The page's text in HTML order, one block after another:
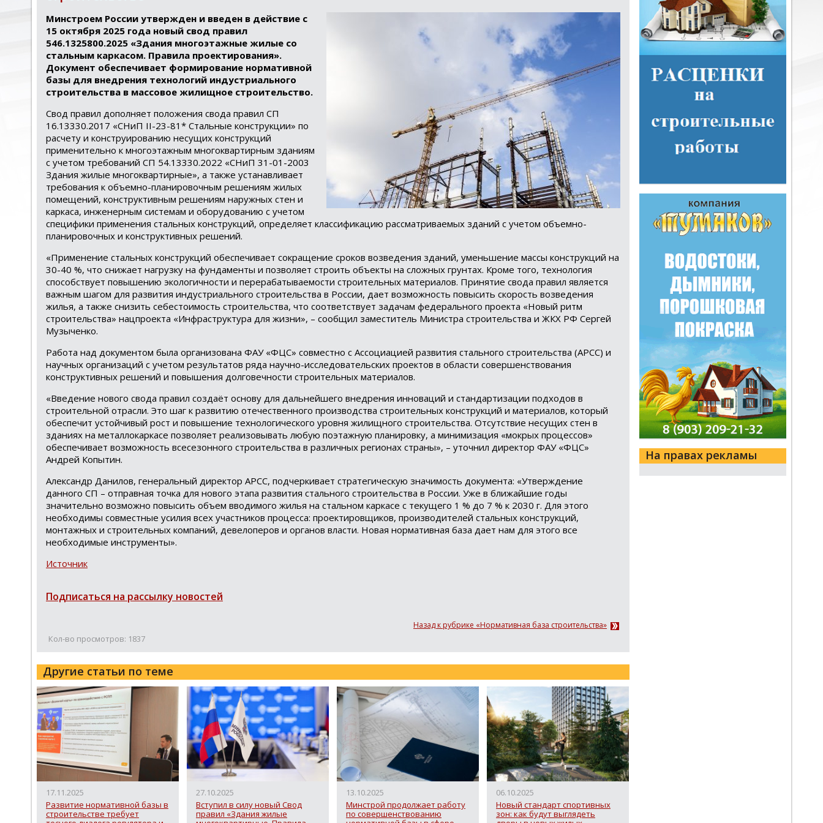
Минстроем России утвержден и введен в действие с
15 октября 2025 года новый свод правил
546.1325800.2025 «Здания многоэтажные жилые со
стальным каркасом. Правила проектирования».
Документ обеспечивает формирование нормативной
базы для внедрения технологий индустриального
строительства в массовое жилищное строительство.
Свод правил дополняет положения свода правил СП
16.13330.2017 «СНиП II-23-81* Стальные конструкции» по
расчету и конструированию несущих конструкций
применительно к многоэтажным многоквартирным зданиям
с учетом требований СП 54.13330.2022 «СНиП 31-01-2003
Здания жилые многоквартирные», а также устанавливает
требования к объемно-планировочным решениям жилых
помещений, конструктивным решениям наружных стен и
каркаса, инженерным системам и оборудованию с учетом
специфики применения стальных конструкций, определяет классификацию рассматриваемых зданий с учетом объемно-
планировочных и конструктивных решений.
«Применение стальных конструкций обеспечивает сокращение сроков возведения зданий, уменьшение массы конструкций на
30-40 %, что снижает нагрузку на фундаменты и позволяет строить объекты на сложных грунтах. Кроме того, технология
способствует повышению экологичности и перерабатываемости строительных материалов. Принятие свода правил является
важным шагом для развития индустриального строительства в России, дает возможность повысить скорость возведения
жилья, а также снизить себестоимость строительства, что соответствует задачам федерального проекта «Новый ритм
строительства» нацпроекта «Инфраструктура для жизни», – сообщил заместитель Министра строительства и ЖКХ РФ Сергей
Музыченко.
Работа над документом была организована ФАУ «ФЦС» совместно с Ассоциацией развития стального строительства (АРСС) и
научных организаций с учетом результатов ряда научно-исследовательских проектов в области совершенствования
конструктивных решений и повышения долговечности строительных материалов.
«Введение нового свода правил создаёт основу для дальнейшего внедрения инноваций и стандартизации подходов в
строительной отрасли. Это шаг к развитию отечественного производства строительных конструкций и материалов, который
обеспечит устойчивый рост и повышение технологического уровня жилищного строительства. Отсутствие несущих стен в
зданиях на металлокаркасе позволяет реализовывать любую поэтажную планировку, а минимизация «мокрых процессов»
обеспечивает возможность всесезонного строительства в различных регионах страны», – уточнил директор ФАУ «ФЦС»
Андрей Копытин.
Александр Данилов, генеральный директор АРСС, подчеркивает стратегическую значимость документа: «Утверждение
данного СП – отправная точка для нового этапа развития стального строительства в России. Уже в ближайшие годы
значительно возможно повысить объем вводимого жилья на стальном каркасе с текущего 1 % до 7 % к 2030 г. Для этого
необходимы совместные усилия всех участников процесса: проектировщиков, производителей стальных конструкций,
монтажных и строительных компаний, девелоперов и органов власти. Новая нормативная база дает нам для этого все
необходимые инструменты».
Источник
Подписаться на рассылку новостей
Назад к рубрике «Нормативная база строительства»
Кол-во просмотров: 1837
Другие статьи по теме
17.11.2025
Развитие нормативной базы в
строительстве требует
27.10.2025
Вступил в силу новый Свод
правил «Здания жилые
13.10.2025
Минстрой продолжает работу
по совершенствованию
06.10.2025
Новый стандарт спортивных
зон: как будут выглядеть
На правах рекламы